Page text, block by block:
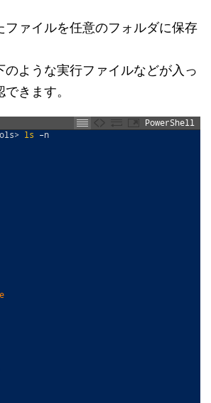
ファイルを任意のフォルダに保存
のような実行ファイルなどが入っ
きます。
PowerShell
> ls –n